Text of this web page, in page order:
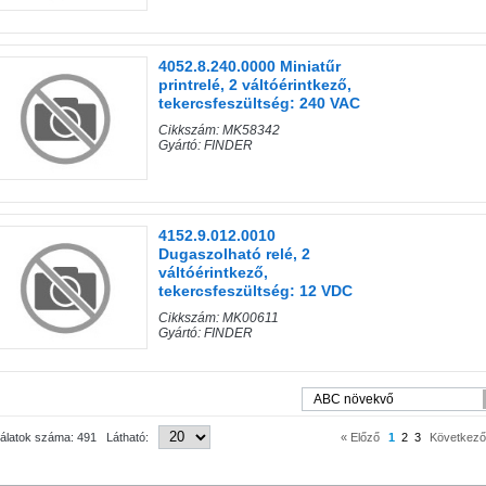
4052.8.240.0000 Miniatűr
printrelé, 2 váltóérintkező,
tekercsfeszültség: 240 VAC
Cikkszám: MK58342
Gyártó: FINDER
4152.9.012.0010
Dugaszolható relé, 2
váltóérintkező,
tekercsfeszültség: 12 VDC
Cikkszám: MK00611
Gyártó: FINDER
száma: 491 Látható: « Előző 1 2 3